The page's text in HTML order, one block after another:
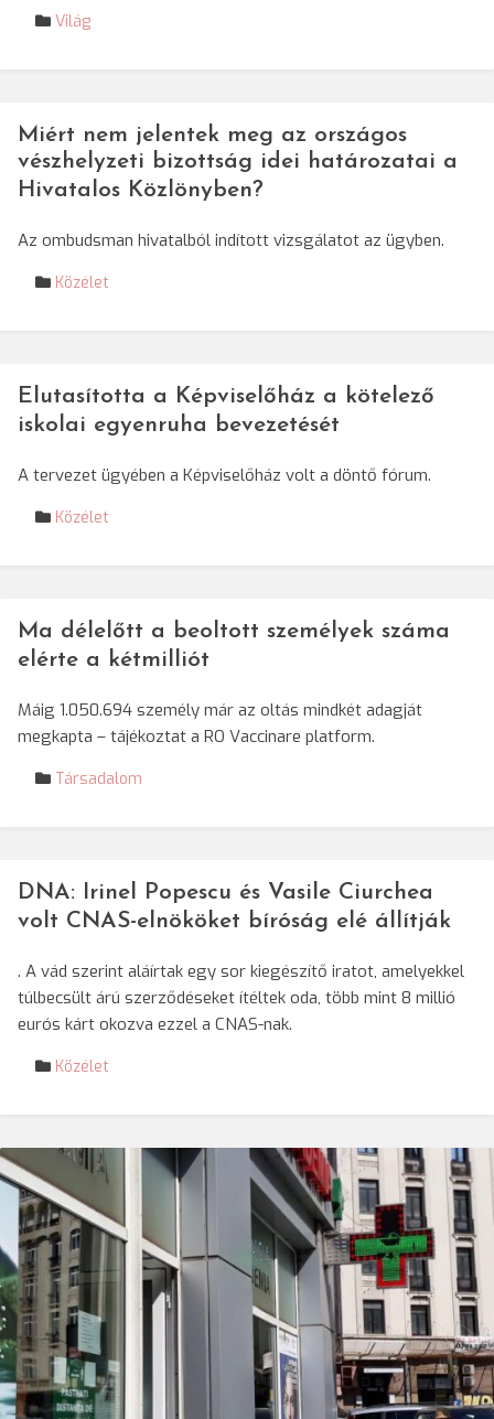
Világ
Miért nem jelentek meg az országos
vészhelyzeti bizottság idei határozatai a
Hivatalos Közlönyben?
Az ombudsman hivatalból indított vizsgálatot az ügyben.
Közélet
Elutasította a Képviselőház a kötelező
iskolai egyenruha bevezetését
A tervezet ügyében a Képviselőház volt a döntő fórum.
Közélet
Ma délelőtt a beoltott személyek száma
elérte a kétmilliót
Máig 1.050.694 személy már az oltás mindkét adagját
megkapta – tájékoztat a RO Vaccinare platform.
Társadalom
DNA: Irinel Popescu és Vasile Ciurchea
volt CNAS-elnököket bíróság elé állítják
. A vád szerint aláírtak egy sor kiegészítő iratot, amelyekkel
túlbecsült árú szerződéseket ítéltek oda, több mint 8 millió
eurós kárt okozva ezzel a CNAS-nak.
Közélet